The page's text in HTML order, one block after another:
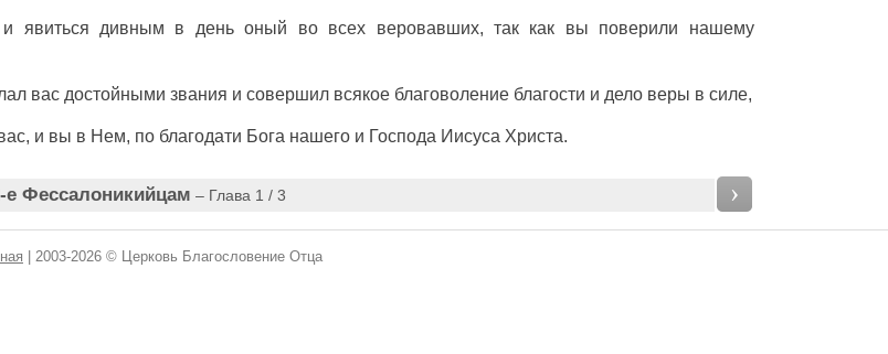
и явиться дивным в день оный во всех веровавших, так как вы поверили
нашему
вас достойными звания и совершил всякое благоволение благости и дело веры в силе,
, и вы в Нем, по благодати Бога нашего и Господа Иисуса Христа.
е Фессалоникийцам – Глава 1 / 3 ›
| 2003-2026 © Церковь Благословение Отца